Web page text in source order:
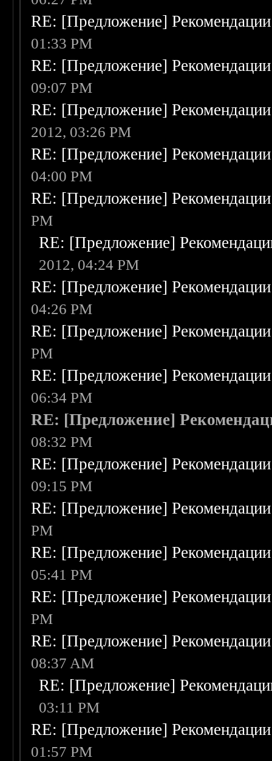
RE: [Предложение]
01:33 PM
RE: [Предложение]
09:07 PM
RE: [Предложение]
2012, 03:26 PM
RE: [Предложение]
04:00 PM
RE: [Предложение]
PM
RE: [Предложение]
2012, 04:24 PM
RE: [Предложение]
04:26 PM
RE: [Предложение]
PM
RE: [Предложение]
06:34 PM
RE: [Предложение]
08:32 PM
RE: [Предложение]
09:15 PM
RE: [Предложение]
PM
RE: [Предложение]
05:41 PM
RE: [Предложение]
PM
RE: [Предложение]
08:37 AM
RE: [Предложение]
03:11 PM
RE: [Предложение]
01:57 PM